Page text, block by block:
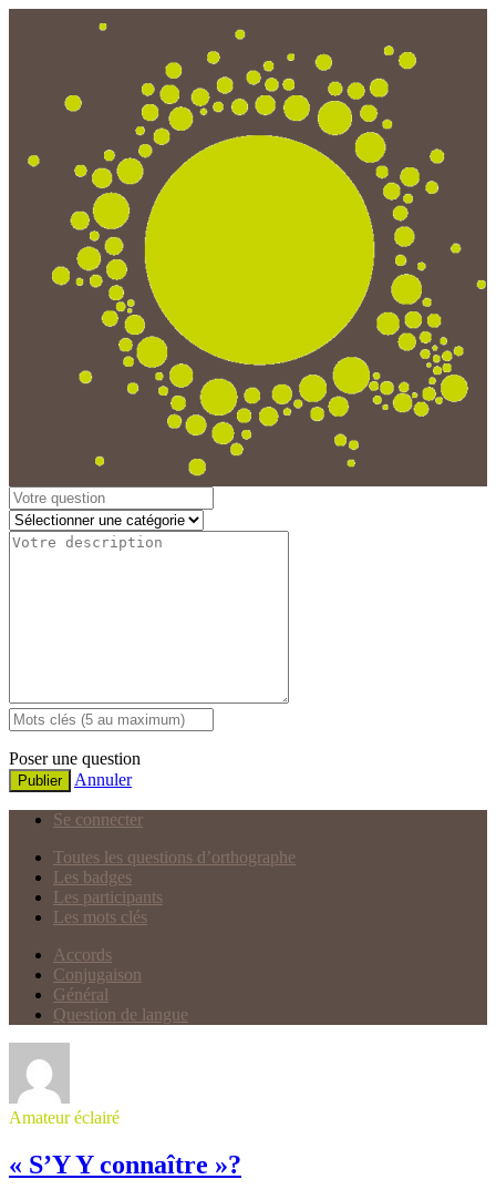
Poser une question
Publier Annuler
Se connecter
Toutes les questions d’orthographe
Les badges
Les participants
Les mots clés
Accords
Conjugaison
Général
Question de langue
Amateur éclairé
« S’Y Y connaître »?